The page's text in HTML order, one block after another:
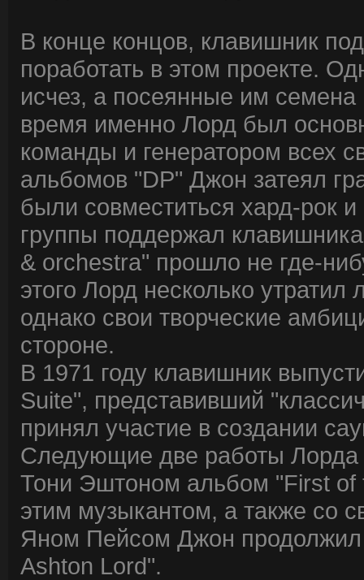
В конце концов, клавишник
поработать в этом проекте.
исчез, а посеянные им
время именно Лорд был
команды и генератором всех
альбомов "DP" Джон затеял
были совместиться хард-рок
группы поддержал
& orchestra" прошло не где-
этого Лорд несколько
однако свои творческие
стороне.
В 1971 году клавишник
Suite", представивший
принял участие в создании
Следующие две работы Лорда
Тони Эштоном альбом "First
этим музыкантом, а также со
Яном Пейсом Джон продолжил
Ashton Lord".